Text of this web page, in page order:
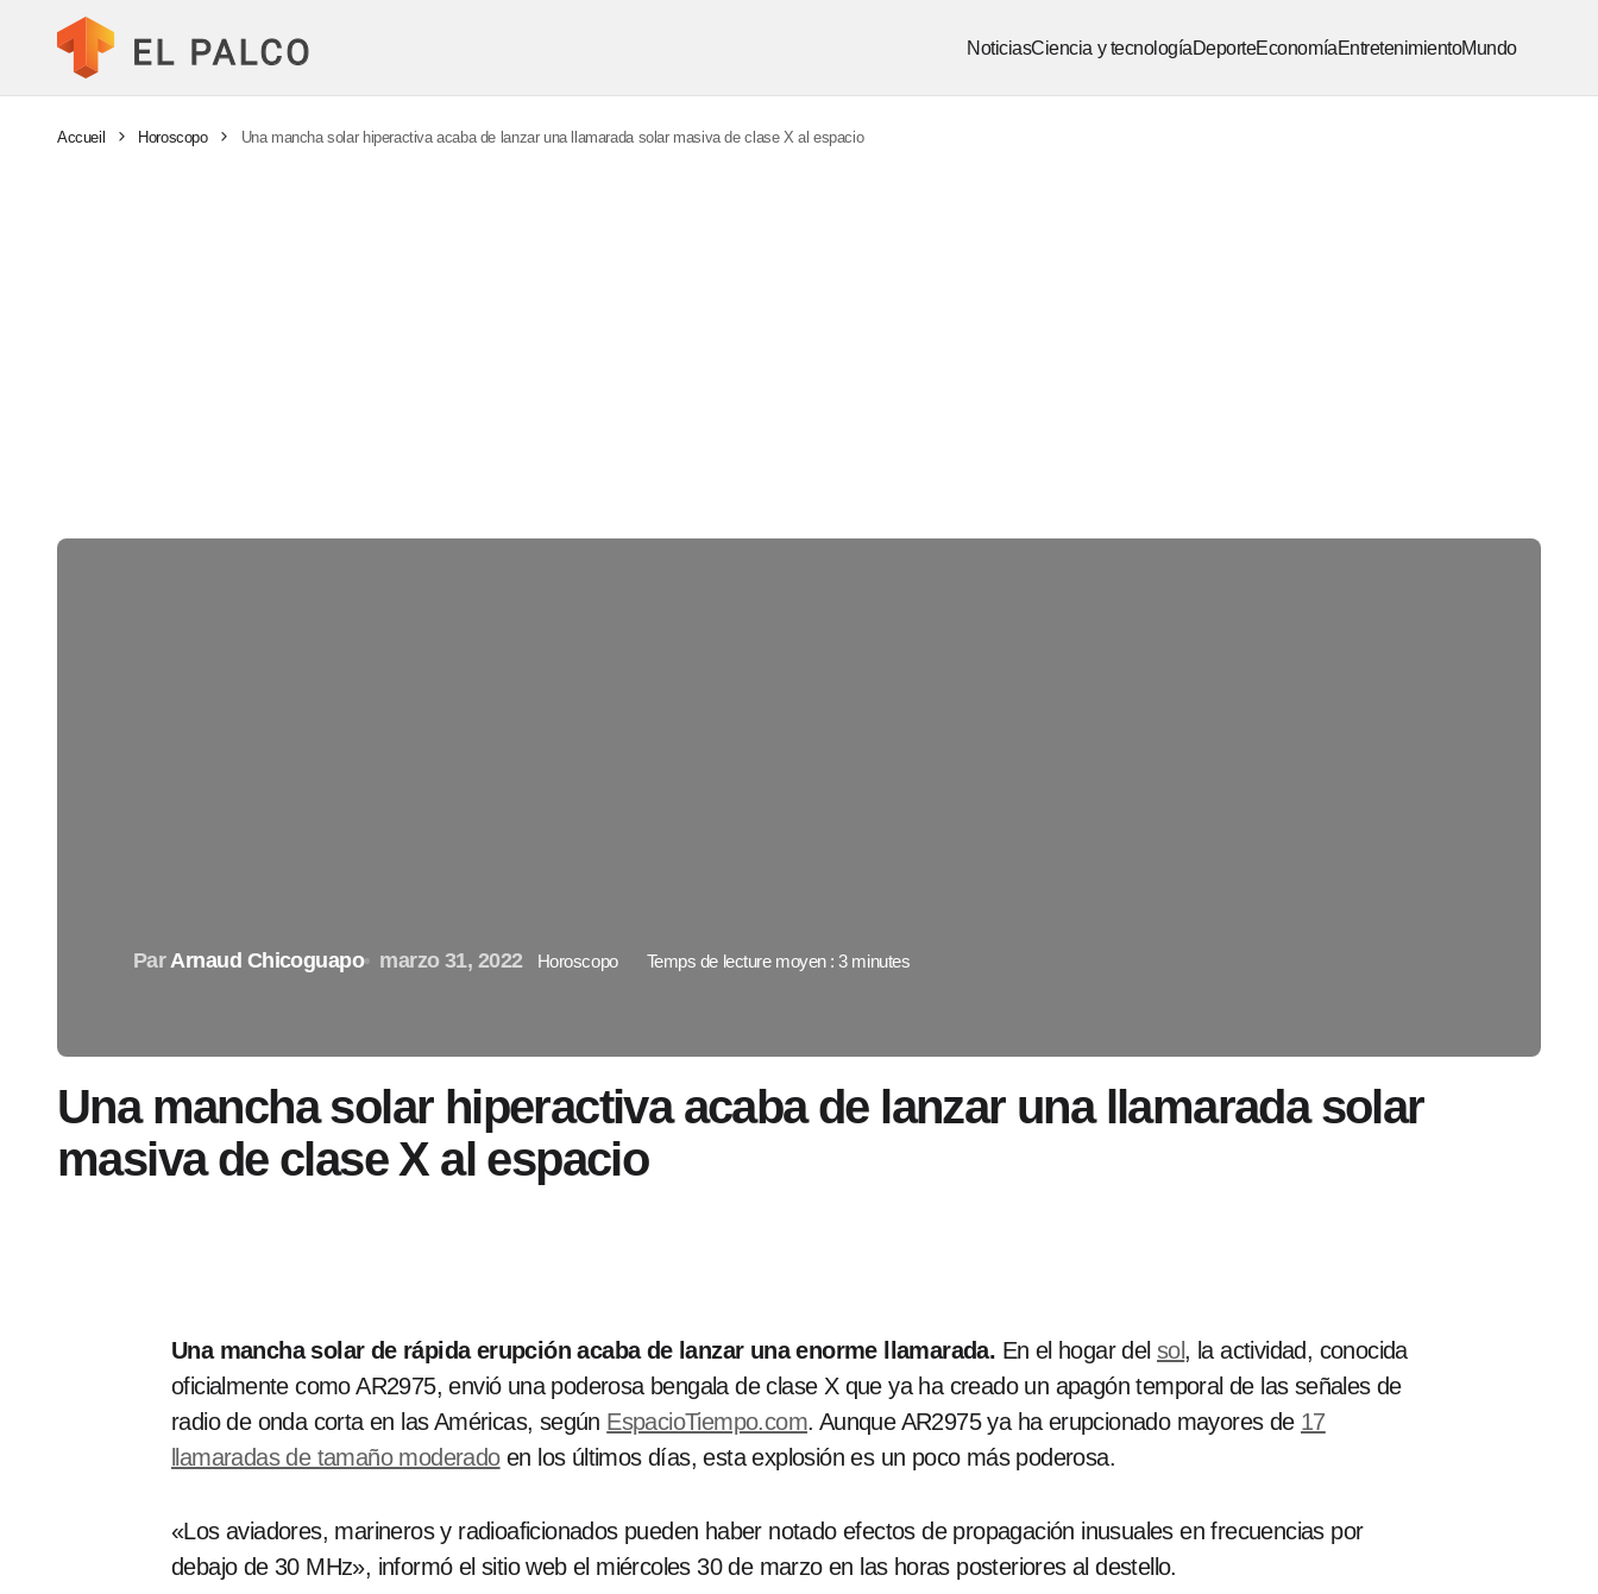
NoticiasCiencia y tecnologíaDeporteEconomíaEntretenimientoMundo
Accueil Horoscopo Una mancha solar hiperactiva acaba de lanzar una llamarada solar masiva de clase X al espacio
Par Arnaud Chicoguapo marzo 31, 2022 Horoscopo Temps de lecture moyen : 3 minutes
Una mancha solar hiperactiva acaba de lanzar una llamarada solar
masiva de clase X al espacio
Una mancha solar de rápida erupción acaba de lanzar una enorme llamarada. En el hogar delsol, la actividad, conocida
oficialmente como AR2975, envió una poderosa bengala de clase X que ya ha creado un apagón temporal de las señales de
radio de onda corta en las Américas, según EspacioTiempo.com. Aunque AR2975 ya ha erupcionado mayores de 17
llamaradas de tamaño moderadoen los últimos días, esta explosión es un poco más poderosa.
«Los aviadores, marineros y radioaficionados pueden haber notado efectos de propagación inusuales en frecuencias por
debajo de 30 MHz», informó el sitio web el miércoles 30 de marzo en las horas posteriores al destello.